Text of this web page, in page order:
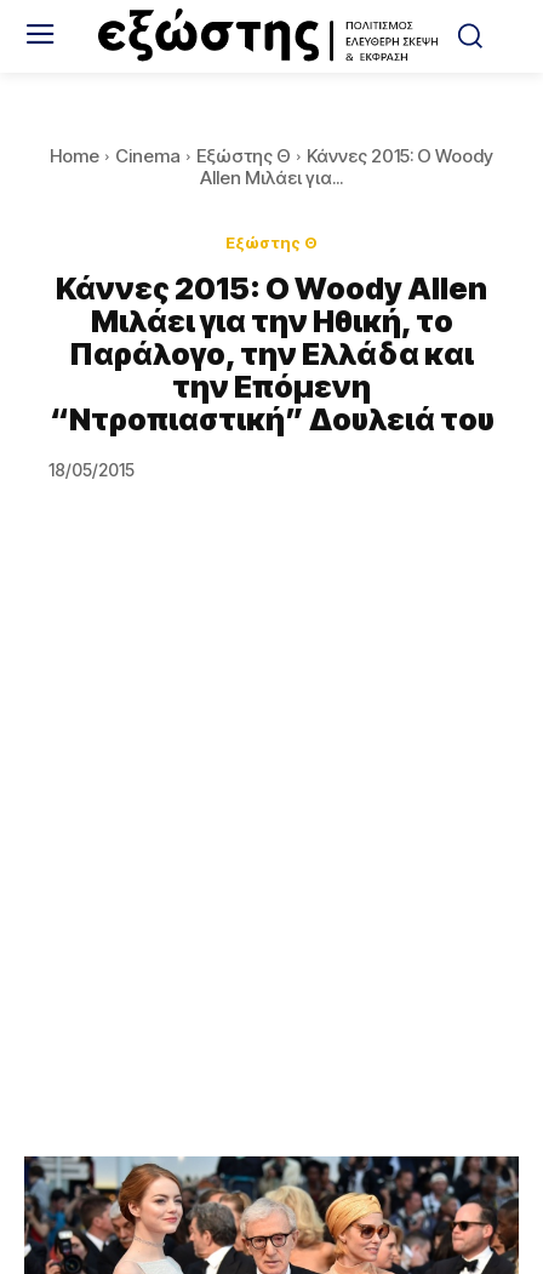
Home Cinema Εξώστης Θ
Κάννες 2015: O Woody
Allen Μιλάει για...
Εξώστης Θ
Κάννες 2015: O Woody Allen
Μιλάει για την Ηθική, το
Παράλογο, την Ελλάδα και
την Επόμενη
“Ντροπιαστική” Δουλειά του
18/05/2015